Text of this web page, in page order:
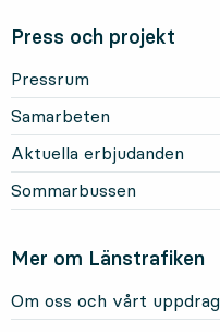
Press och projekt
Pressrum
Samarbeten
Aktuella erbjudanden
Sommarbussen
Mer om Länstrafiken
Om oss och vårt uppdrag